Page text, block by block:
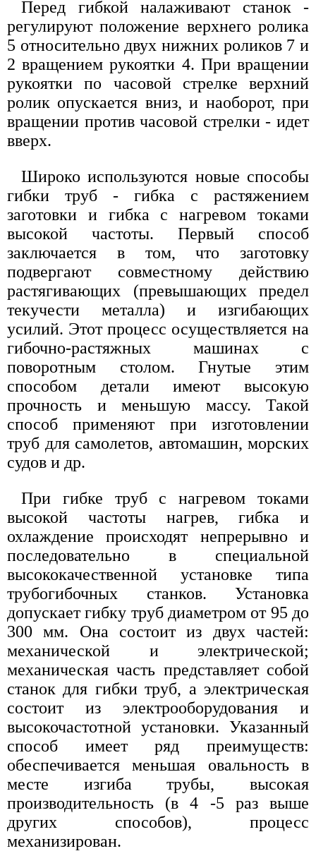
Перед гибкой налаживают станок -
регулируют положение верхнего ролика
5 относительно двух нижних роликов 7 и
2 вращением рукоятки 4. При вращении
рукоятки по часовой стрелке верхний
ролик опускается вниз, и наоборот, при
вращении против часовой стрелки - идет
вверх.
Широко используются новые способы
гибки труб - гибка с растяжением
заготовки и гибка с нагревом токами
высокой частоты. Первый способ
заключается в том, что заготовку
подвергают совместному действию
растягивающих (превышающих предел
текучести металла) и изгибающих
усилий. Этот процесс осуществляется на
гибочно-растяжных машинах с
поворотным столом. Гнутые этим
способом детали имеют высокую
прочность и меньшую массу. Такой
способ применяют при изготовлении
труб для самолетов, автомашин, морских
судов и др.
При гибке труб с нагревом токами
высокой частоты нагрев, гибка и
охлаждение происходят непрерывно и
последовательно в специальной
высококачественной установке типа
трубогибочных станков. Установка
допускает гибку труб диаметром от 95 до
300 мм. Она состоит из двух частей:
механической и электрической;
механическая часть представляет собой
станок для гибки труб, а электрическая
состоит из электрооборудования и
высокочастотной установки. Указанный
способ имеет ряд преимуществ:
обеспечивается меньшая овальность в
месте изгиба трубы, высокая
производительность (в 4 -5 раз выше
других способов), процесс
механизирован.